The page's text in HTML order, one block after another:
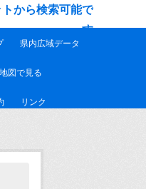
から検索可能で
す
県内広域データ
地図で見る
リンク